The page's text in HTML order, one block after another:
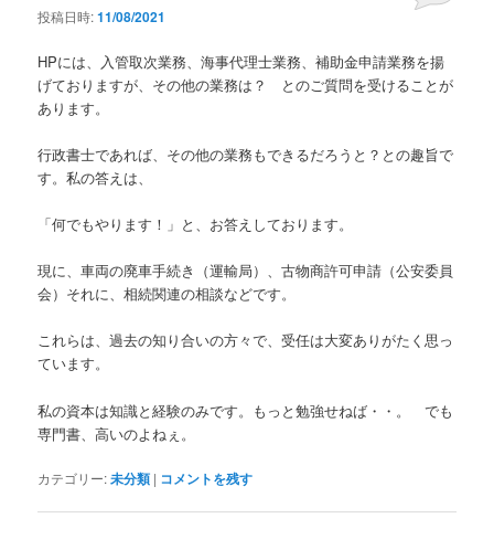
投稿日時:11/08/2021
HPには、入管取次業務、海事代理士業務、補助金申請業務を揚
げておりますが、その他の業務は？ とのご質問を受けることが
あります。
行政書士であれば、その他の業務もできるだろうと？との趣旨で
す。私の答えは、
「何でもやります！」と、お答えしております。
現に、車両の廃車手続き（運輸局）、古物商許可申請（公安委員
会）それに、相続関連の相談などです。
これらは、過去の知り合いの方々で、受任は大変ありがたく思っ
ています。
私の資本は知識と経験のみです。もっと勉強せねば・・。 でも
専門書、高いのよねぇ。
カテゴリー:未分類 | コメントを残す